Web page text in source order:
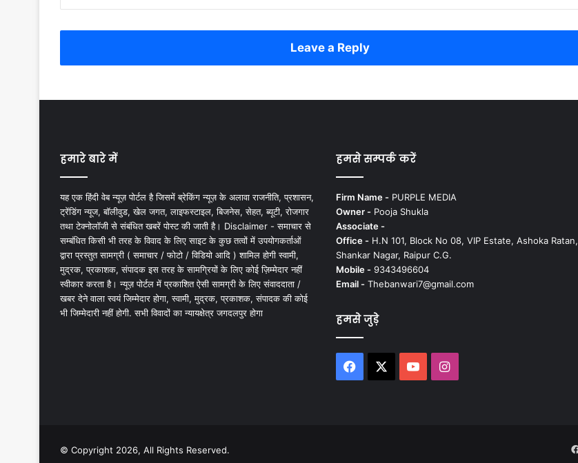
Leave a Reply
हमारे बारे में
यह एक हिंदी वेब न्यूज़ पोर्टल है जिसमें ब्रेकिंग न्यूज़ के अलावा राजनीति, प्रशासन,
ट्रेंडिंग न्यूज, बॉलीवुड, खेल जगत, लाइफस्टाइल, बिजनेस, सेहत, ब्यूटी, रोजगार
तथा टेक्नोलॉजी से संबंधित खबरें पोस्ट की जाती है। Disclaimer - समाचार से
सम्बंधित किसी भी तरह के विवाद के लिए साइट के कुछ तत्वों में उपयोगकर्ताओं
द्वारा प्रस्तुत सामग्री ( समाचार / फोटो / विडियो आदि ) शामिल होगी स्वामी,
मुद्रक, प्रकाशक, संपादक इस तरह के सामग्रियों के लिए कोई ज़िम्मेदार नहीं
स्वीकार करता है। न्यूज़ पोर्टल में प्रकाशित ऐसी सामग्री के लिए संवाददाता /
खबर देने वाला स्वयं जिम्मेदार होगा, स्वामी, मुद्रक, प्रकाशक, संपादक की कोई
भी जिम्मेदारी नहीं होगी. सभी विवादों का न्यायक्षेत्र जगदलपुर होगा
हमसे सम्पर्क करें
Firm Name -PURPLE MEDIA
Owner -Pooja Shukla
Associate -
Office -H.N 101, Block No 08, VIP Estate, Ashoka Ratan,
Shankar Nagar, Raipur C.G.
Mobile -9343496604
Email - Thebanwari7@gmail.com
हमसे जुड़े
Facebook YouTubeInstagram
© Copyright 2026, All Rights Reserved.